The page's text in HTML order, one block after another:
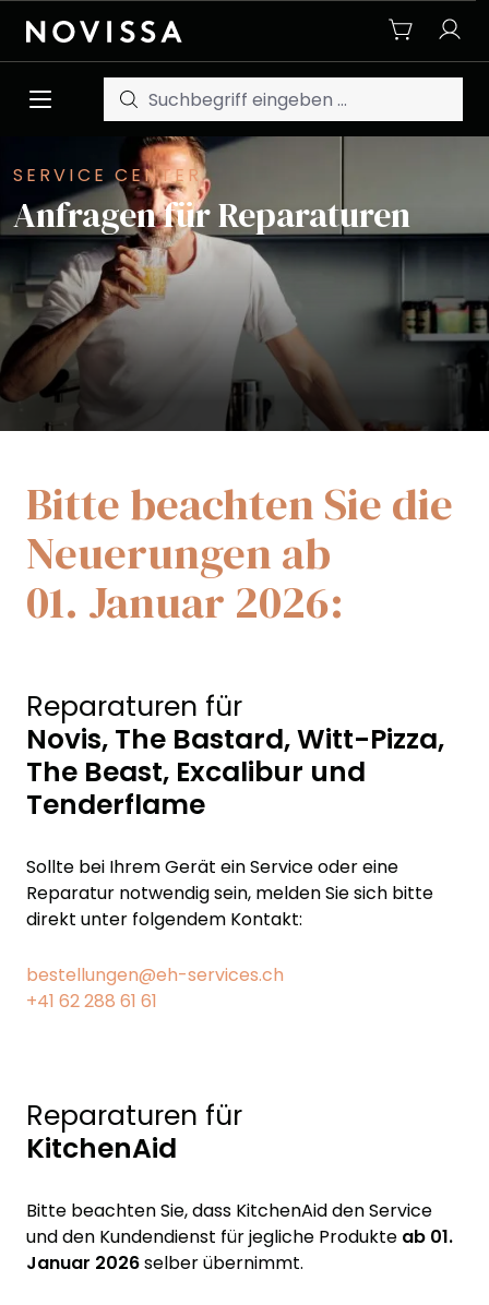
Zum Hauptinhalt springen
SERVICE CENTER
Anfragen für Reparaturen
Bitte beachten Sie die
Neuerungen ab
01. Januar 2026:
Reparaturen für
Novis, The Bastard,Witt-Pizza,
The Beast, Excalibur und
Tenderflame
Sollte bei Ihrem Gerät ein Service oder eine
Reparatur notwendig sein, melden Sie sich bitte
direkt unter folgendem Kontakt:
bestellungen@eh-services.ch
+41 62 288 61 61
Reparaturen für
KitchenAid
Bitte beachten Sie, dass KitchenAid den Service
und den Kundendienst für jegliche Produkte ab 01.
Januar 2026selber übernimmt.